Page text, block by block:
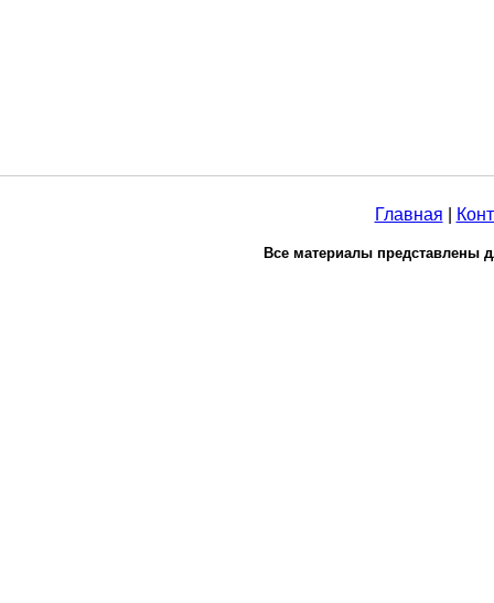
Главная
Все материалы представлены